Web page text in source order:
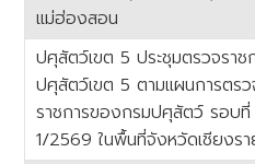
แม่ฮ่องสอน
ปศุสัตว์เขต 5 ประชุมตรวจราช
ปศุสัตว์เขต 5 ตามแผนการตร
ราชการของกรมปศุสัตว์ รอบที่
1/2569 ในพื้นที่จังหวัดเชียงร